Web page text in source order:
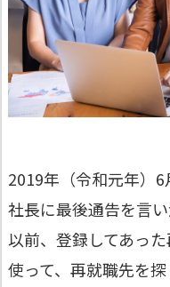
2019年（令和元年）6
社長に最後通告を言い
以前、登録してあっ
使って、再就職先を探